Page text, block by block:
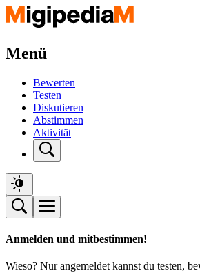
Menü
Bewerten
Testen
Diskutieren
Abstimmen
Aktivität
Anmelden und mitbestimmen!
Wieso? Nur angemeldet kannst du testen,